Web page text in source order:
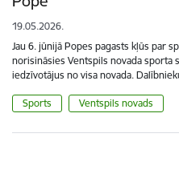
19.05.2026.
Jau 6. jūnijā Popes pagasts kļūs par
norisināsies Ventspils novada sporta
iedzīvotājus no visa novada.
Sports Ventspils novads